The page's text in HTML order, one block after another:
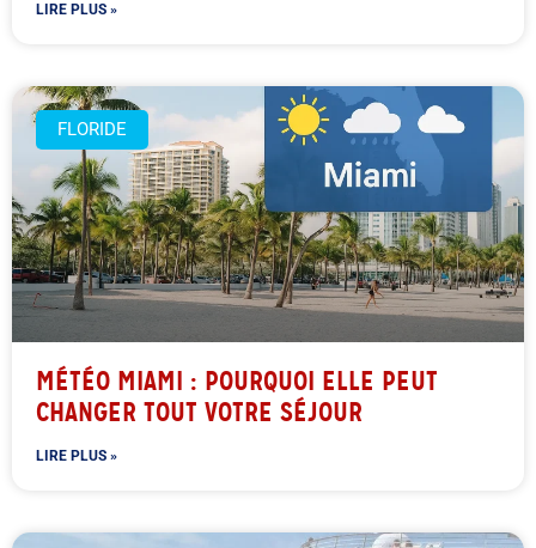
LIRE PLUS »
FLORIDE
MÉTÉO MIAMI : POURQUOI ELLE PEUT
CHANGER TOUT VOTRE SÉJOUR
LIRE PLUS »